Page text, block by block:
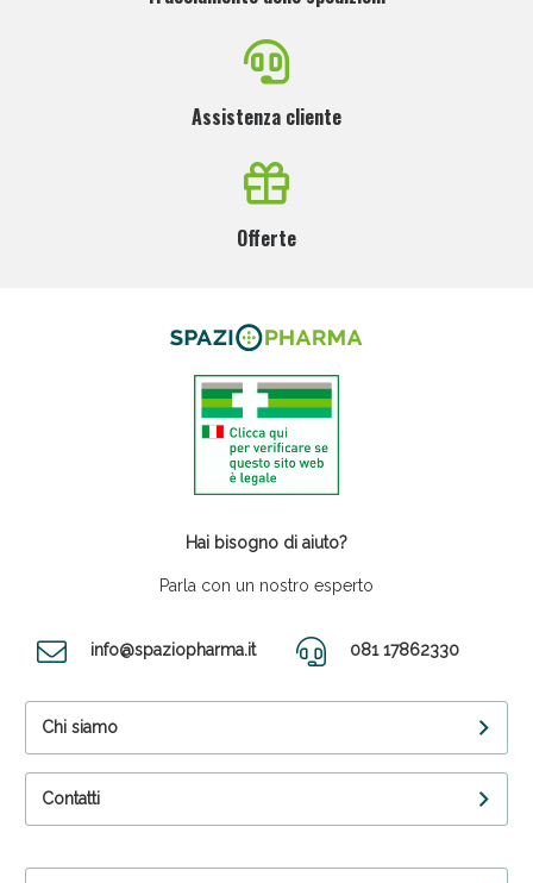
Assistenza cliente
Offerte
Hai bisogno di aiuto?
Parla con un nostro esperto
info@spaziopharma.it 081 17862330
Chi siamo
Contatti